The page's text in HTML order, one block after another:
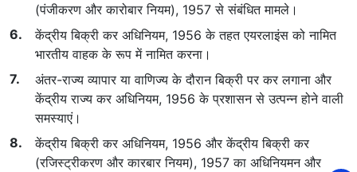
(पंजीकरण और कारोबार नियम), 1957 से संबंधित मामले।
केंद्रीय बिक्री कर अधिनियम, 1956 के तहत एयरलाइंस को नामित
भारतीय वाहक के रूप में नामित करना।
अंतर-राज्य व्यापार या वाणिज्य के दौरान बिक्री पर कर लगाना और
केंद्रीय राज्य कर अधिनियम, 1956 के प्रशासन से उत्पन्न होने वाली
समस्याएं।
केंद्रीय बिक्री कर अधिनियम, 1956 और केंद्रीय बिक्री कर
(रजिस्ट्रीकरण और कारबार नियम), 1957 का अधिनियमन और